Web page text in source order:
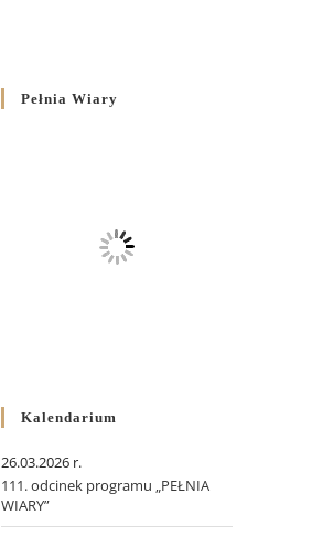
Pełnia Wiary
Kalendarium
26.03.2026 r.
111. odcinek programu „PEŁNIA
WIARY”